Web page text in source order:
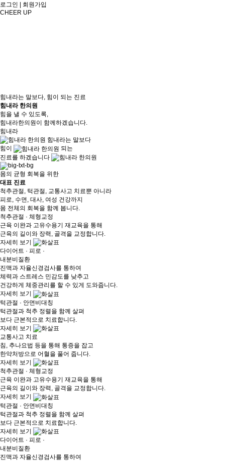
로그인
회원가입
CHEER UP
힘내라는 말보다, 힘이 되는 진료
힘내라 한의원
힘을 낼 수 있도록,
힘내라한의원이 함께하겠습니다.
힘내라
힘내라는 말보다
힘이
되는
진료 를 하겠습니다
몸의 균형 회복을 위한
대표 진료
척추관절, 턱관절, 교통사고 치료뿐 아니라
피로, 수면, 대사, 여성 건강까지
몸 전체의 회복을 함께 봅니다.
척추관절 · 체형교정
근육 이완과 고유수용기 재교육을 통해
근육의 길이와 장력, 골격을 교정합니다.
자세히 보기
다이어트 · 피로 ·
내분비질환
진맥과 자율신경검사를 통하여
체력과 스트레스 민감도를 낮추고
건강하게 체중관리를 할 수 있게 도와줍니다.
자세히 보기
턱관절 · 안면비대칭
턱관절과 척추 정렬을 함께 살펴
보다 근본적으로 치료합니다.
자세히 보기
교통사고 치료
침, 추나요법 등을 통해 통증을 잡고
한약처방으로 어혈을 풀어 줍니다.
자세히 보기
척추관절 · 체형교정
근육 이완과 고유수용기 재교육을 통해
근육의 길이와 장력, 골격을 교정합니다.
자세히 보기
턱관절 · 안면비대칭
턱관절과 척추 정렬을 함께 살펴
보다 근본적으로 치료합니다.
자세히 보기
다이어트 · 피로 ·
내분비질환
진맥과 자율신경검사를 통하여